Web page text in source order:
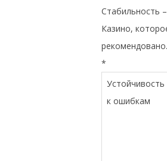
Стабильность
Казино,
*
Устойчивость
к ошибкам